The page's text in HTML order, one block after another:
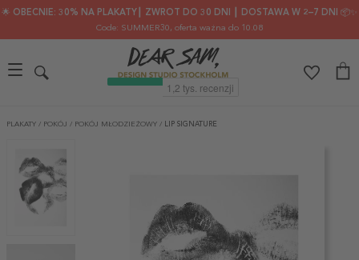
🌟 OBECNIE: 30% NA PLAKATY┃ ZWROT DO 30 DNI ┃ DOSTAWA W 2–7 DNI 📦✨
Code: SUMMER30, oferta ważna do 10.08
PLAKATY / POKÓJ / POKÓJ MŁODZIEŻOWY / LIP SIGNATURE